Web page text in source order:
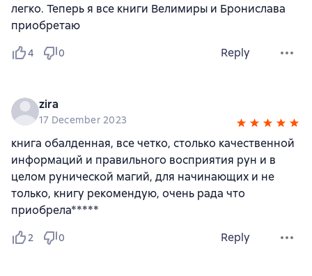
легко. Теперь я все книги Велимиры и Бронислава
приобретаю
4 0 Reply
zira
17 December 2023
книга обалденная, все четко, столько качественной
информаций и правильного восприятия рун и в
целом рунической магий, для начинающих и не
только, книгу рекомендую, очень рада что
приобрела*****
2 0 Reply